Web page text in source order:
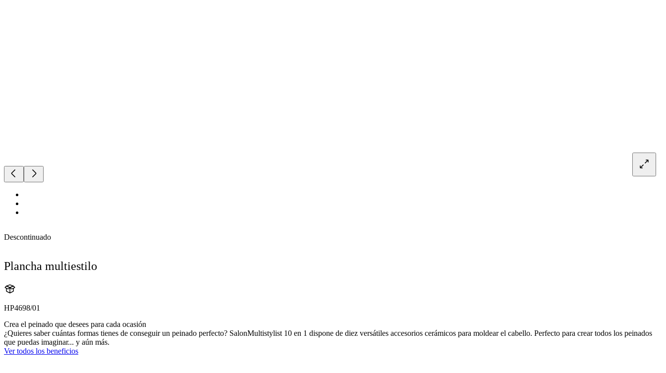
Descontinuado
Plancha multiestilo
HP4698/01
Crea el peinado que desees para cada ocasión
¿Quieres saber cuántas formas tienes de conseguir un peinado perfecto? SalonMultistylist 10 en 1 dispone de diez versátiles accesorios cerámicos para moldear el cabello. Perfecto para crear todos los peinados
que puedas imaginar... y aún más.
Ver todos los beneficios